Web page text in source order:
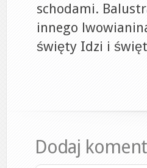
schodami.
innego
święty Idzi i
Dodaj